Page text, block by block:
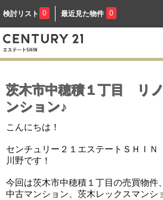
検討リスト 0 最近見た物件 0
茨木市中穂積１丁目 リ
ンション♪
こんにちは！
センチュリー２１エステートＳＨＩＮ
川野です！
今回は茨木市中穂積１丁目の売買物件、
中古マンション、茨木レックスマンシ